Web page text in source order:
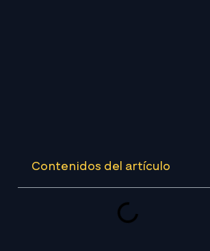
Contenidos del artículo